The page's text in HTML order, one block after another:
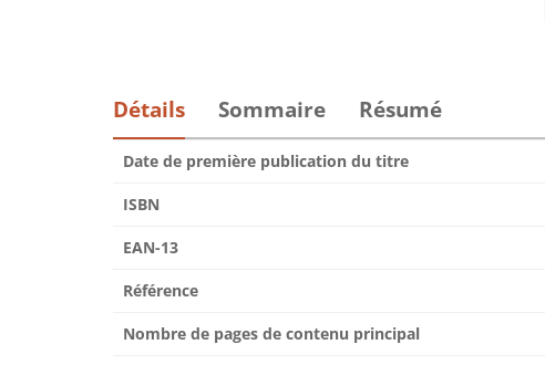
Détails Sommaire Résumé
Date de première publication du titre
ISBN
EAN-13
Référence
Nombre de pages de contenu principal